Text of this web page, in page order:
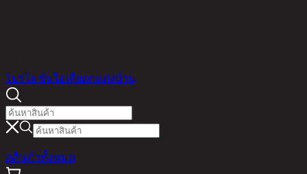
โปรโมชันไอเดียตกแต่งบ้าน
ดูสินค้าทั้งหมด